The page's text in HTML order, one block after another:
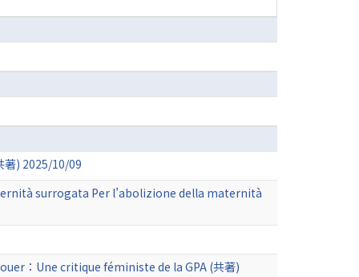
著) 2025/10/09
surrogata Per l’abolizione della maternità
：Une critique féministe de la GPA (共著)